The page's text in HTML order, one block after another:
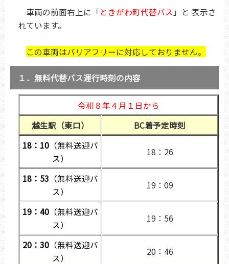
車両の前面右上に「ときがわ町代替バス 」と 表示さ
れています。
この車両はバリアフリーに対応しておりません。
１．無料代替バス運行時刻の内容
令和８年４月１日から
越生駅（東口）
BC着予定時刻
18：10（無料送迎バ
ス）
18：26
18：53 （無料送迎バ
ス）
19：09
19：40（無料送迎バ
ス）
19：56
20：30（無料送迎バ
ス）
20：46